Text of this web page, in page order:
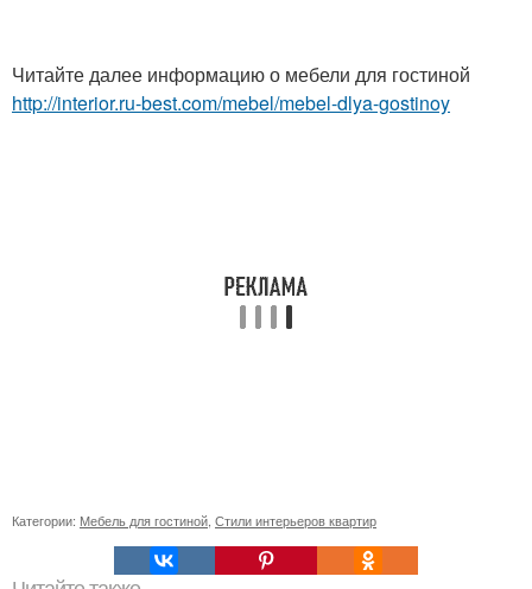
Читайте далее информацию о мебели для гостиной
http://interior.ru-best.com/mebel/mebel-dlya-gostinoy
Категории: Мебель для гостиной Стили интерьеров квартир